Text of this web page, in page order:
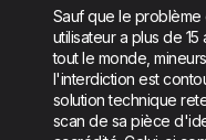
Sauf que le problème
utilisateur a plus de
tout le monde,
l'interdiction est
solution technique
scan de sa pièce